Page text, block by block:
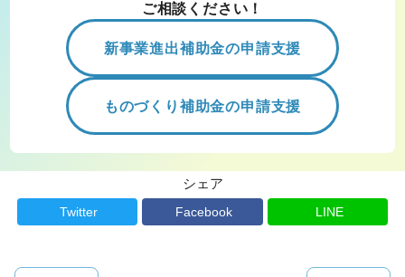
ご相談ください！
新事業進出補助金の申請支援
ものづくり補助金の申請支援
シェア
Twitter Facebook LINE